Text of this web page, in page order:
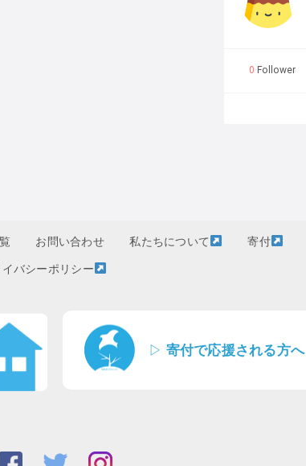
0 Follower
お問い合わせ 私たちについて 寄付
イバシーポリシー
▷ 寄付で応援される方へ